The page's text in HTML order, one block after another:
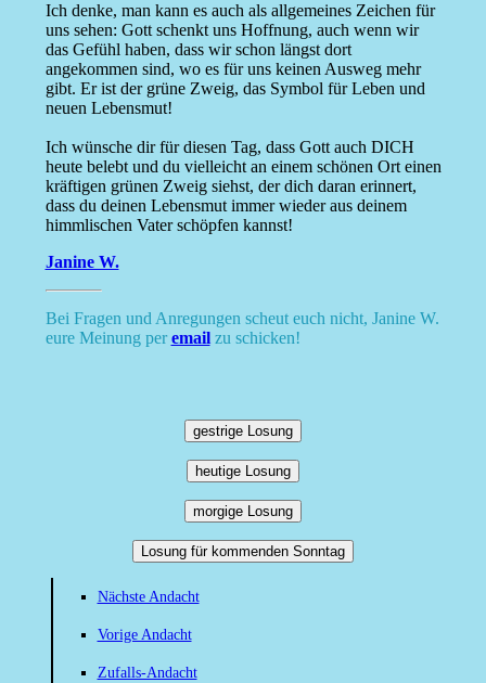
Ich denke, man kann es auch als allgemeines Zeichen für
uns sehen: Gott schenkt uns Hoffnung, auch wenn wir
das Gefühl haben, dass wir schon längst dort
angekommen sind, wo es für uns keinen Ausweg mehr
gibt. Er ist der grüne Zweig, das Symbol für Leben und
neuen Lebensmut!
Ich wünsche dir für diesen Tag, dass Gott auch DICH
heute belebt und du vielleicht an einem schönen Ort einen
kräftigen grünen Zweig siehst, der dich daran erinnert,
dass du deinen Lebensmut immer wieder aus deinem
himmlischen Vater schöpfen kannst!
Janine W.
Bei Fragen und Anregungen scheut euch nicht, Janine W.
eure Meinung peremailzu schicken!
gestrige Losung
heutige Losung
morgige Losung
Losung für kommenden Sonntag
Nächste Andacht
Vorige Andacht
Zufalls-Andacht